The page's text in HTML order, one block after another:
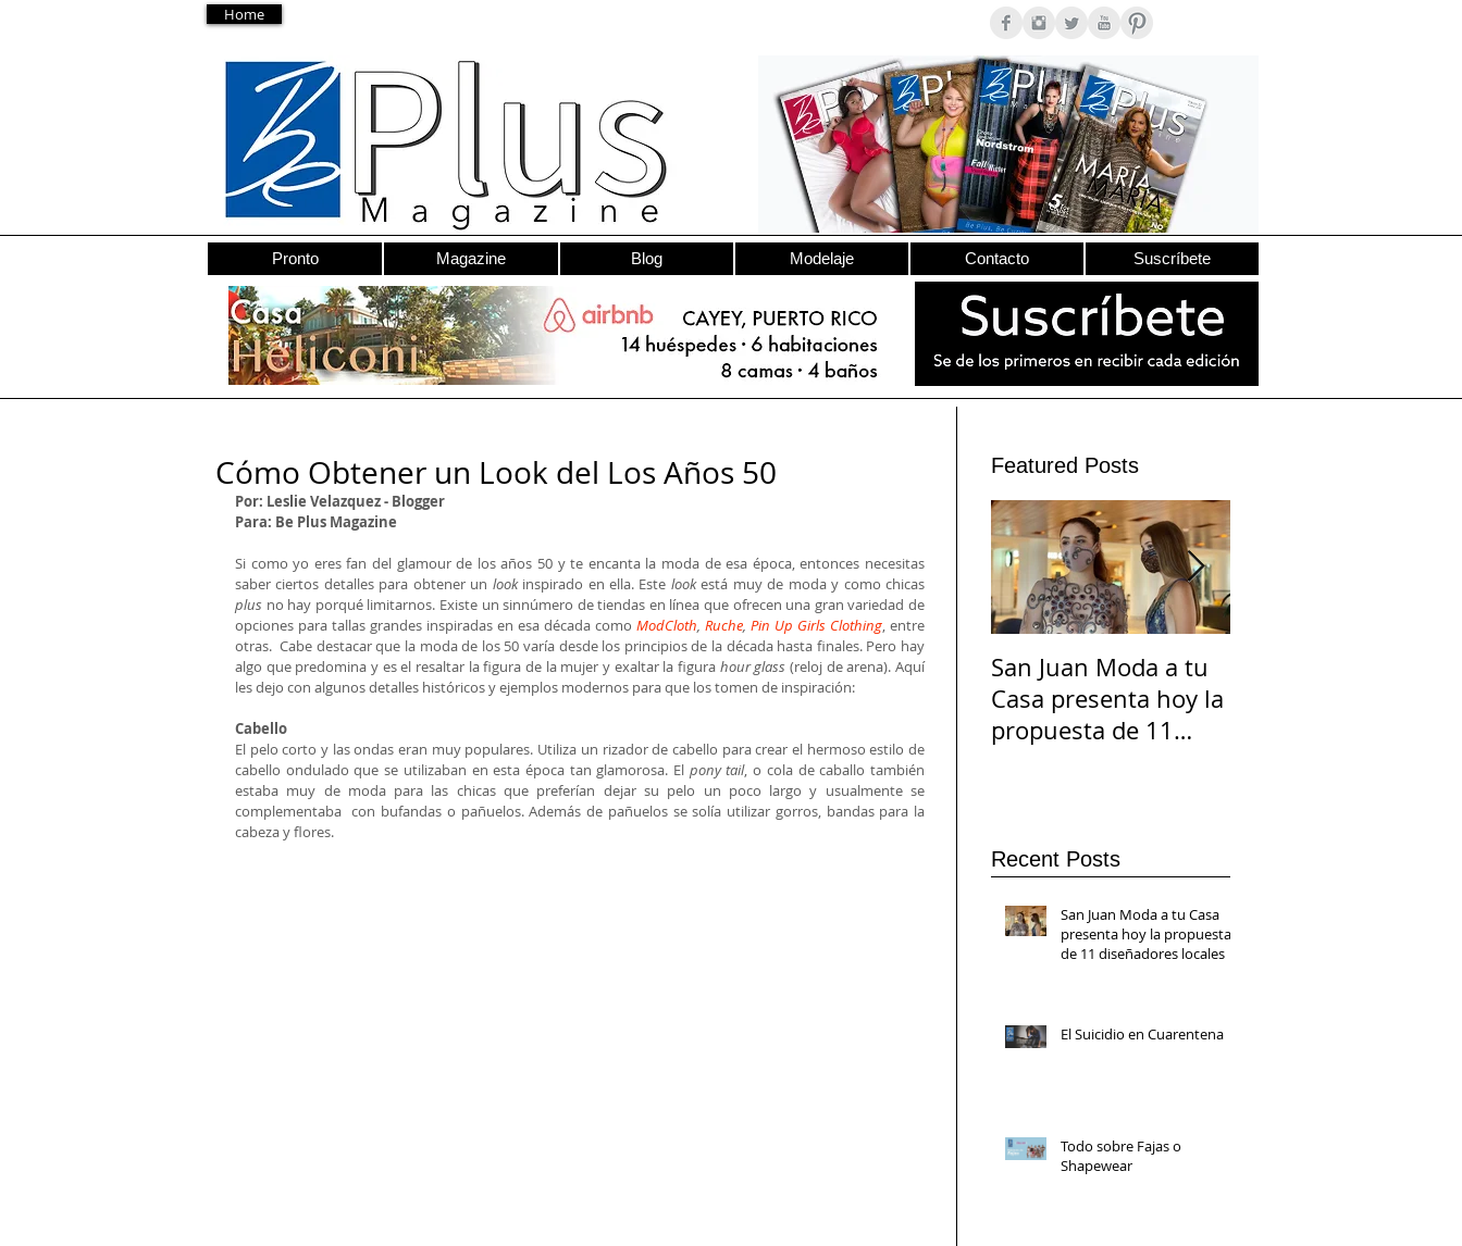
Home
Pronto Magazine Blog Modelaje Contacto Suscríbete
San Juan Moda a tu Casa
presenta hoy la propuesta
de 11 diseñadores locales
El Suicidio en Cuarentena
Todo sobre Fajas o
Shapewear
Recent Posts
San Juan Moda a tu
Casa presenta hoy la
propuesta de 11
Featured Posts
Cómo Obtener un Look del Los Años 50
Por: Leslie Velazquez - Blogger
Para: Be Plus Magazine
Si como yo eres fan del glamour de los años 50 y te encanta la moda de esa época, entonces necesitas
saber ciertos detalles para obtener un look inspirado en ella. Este look
plus no hay porqué limitarnos. Existe un sinnúmero de tiendas en línea que ofrecen una gran variedad de
opciones para tallas grandes inspiradas en esa década como ModCloth, Ruche, Pin Up Girls Clothing, entre
otras.  Cabe destacar que la moda de los 50 varía desde los principios de la década hasta finales. Pero hay
algo que predomina y es el resaltar la figura de la mujer y exaltar la figura hour glass (reloj de arena). Aquí
les dejo con algunos detalles históricos y ejemplos modernos para que los tomen de inspiración:
Cabello
El pelo corto y las ondas eran muy populares. Utiliza un rizador de cabello para crear el hermoso estilo de
cabello ondulado que se utilizaban en esta época tan glamorosa. El pony tail, o cola de caballo también
estaba muy de moda para las chicas que preferían dejar su pelo un poco largo y usualmente se
complementaba  con bufandas o pañuelos. Además de pañuelos se solía utilizar gorros, bandas para la
cabeza y flores.